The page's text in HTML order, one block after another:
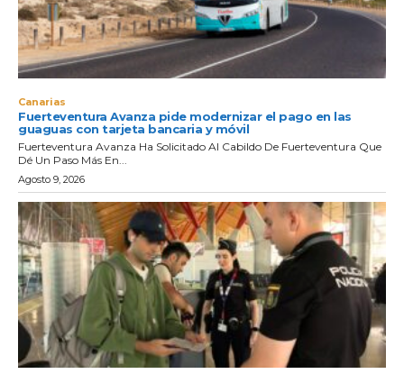
Canarias
Fuerteventura Avanza pide modernizar el pago en las
guaguas con tarjeta bancaria y móvil
Fuerteventura Avanza Ha Solicitado Al Cabildo De Fuerteventura Que
Dé Un Paso Más En...
Agosto 9, 2026